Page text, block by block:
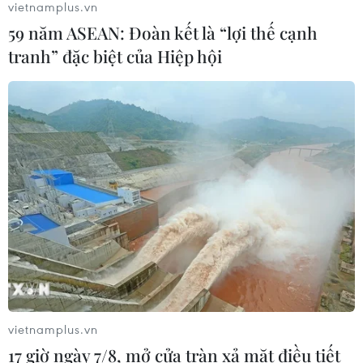
Hà Nội kiểm soát chặt chẽ, minh
bạch bữa ăn bán trú trước thềm năm
05/08/2026 02:01
Hưng Yên chuyển trụ sở dôi dư
thành trường học, mở rộng không
gian giáo dục
05/08/2026 01:21
Xem thêm
vietnamplus.vn
59 năm ASEAN: Đoàn kết là “lợi thế cạnh
tranh” đặc biệt của Hiệp hội
vietnamplus.vn
17 giờ ngày 7/8, mở cửa tràn xả mặt điều tiết